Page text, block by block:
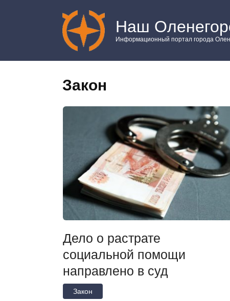
Наш
Информационный портал города
Закон
Дело о растрате
социальной помощи
направлено в суд
Закон